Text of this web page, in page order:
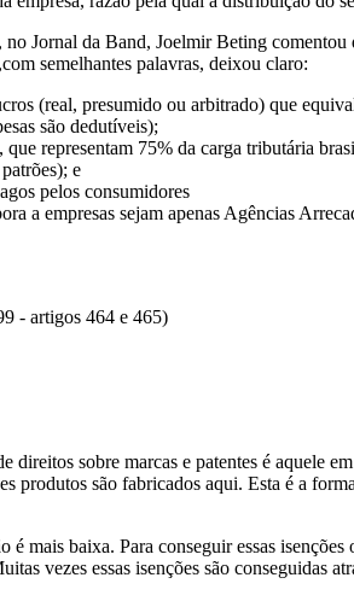
Jornal da Band, Joelmir Beting comentou
semelhantes palavras, deixou claro:
(real, presumido ou arbitrado) que
são dedutíveis);
representam 75% da carga tributária
e
pelos consumidores
a empresas sejam apenas Agências
- artigos 464 e 465)
sobre marcas e patentes é aquele
produtos são fabricados aqui. Esta é a
mais baixa. Para conseguir essas
vezes essas isenções são conseguidas